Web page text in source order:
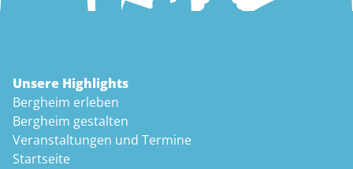
Unsere Highlights
Bergheim erleben
Bergheim gestalten
Veranstaltungen und Termine
Startseite